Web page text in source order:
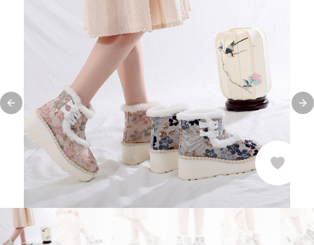
Previous slide